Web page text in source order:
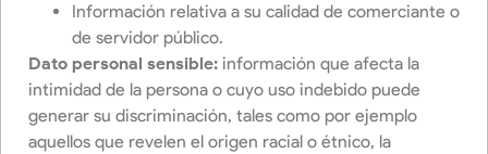
Información relativa a su calidad de comerciante o
de servidor público.
Dato personal sensible: información que afecta la
intimidad de la persona o cuyo uso indebido puede
generar su discriminación, tales como por ejemplo
aquellos que revelen el origen racial o étnico, la